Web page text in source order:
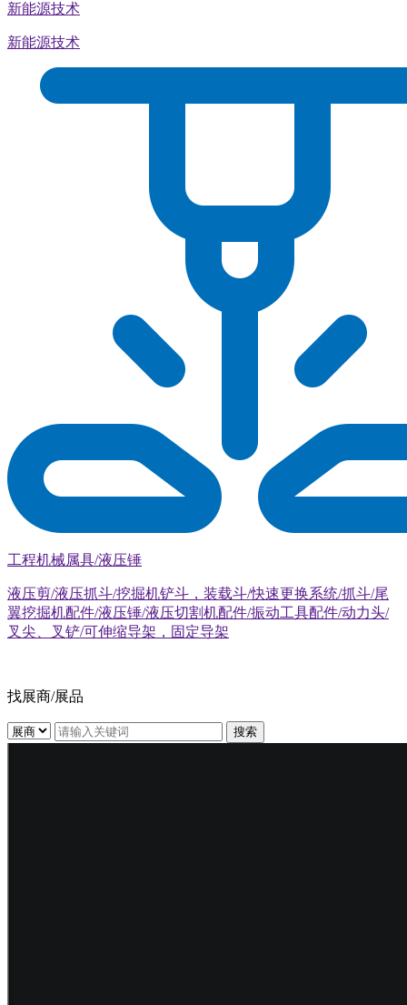
新能源技术
新能源技术
工程机械属具/液压锤
液压剪/液压抓斗/挖掘机铲斗，装载斗/快速更换系统/抓斗/尾
翼挖掘机配件/液压锤/液压切割机配件/振动工具配件/动力头/
叉尖、叉铲/可伸缩导架，固定导架
找展商/展品
搜索